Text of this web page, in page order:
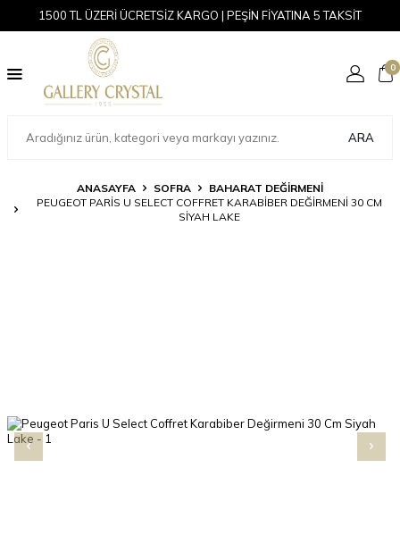
1500 TL ÜZERİ ÜCRETSİZ KARGO | PEŞİN FİYATINA 5 TAKSİT
ARA
0
ANASAYFA SOFRA
BAHARAT DEĞIRMENI
PEUGEOT PARIS U SELECT COFFRET KARABIBER DEĞIRMENI 30 CM
SIYAH LAKE